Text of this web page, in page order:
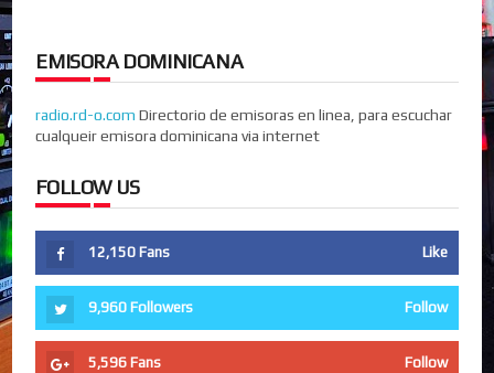
EMISORA DOMINICANA
radio.rd-o.com Directorio de emisoras en linea, para escuchar
cualqueir emisora dominicana via internet
FOLLOW US
12,150 Fans Like
9,960 Followers Follow
5,596 Fans Follow